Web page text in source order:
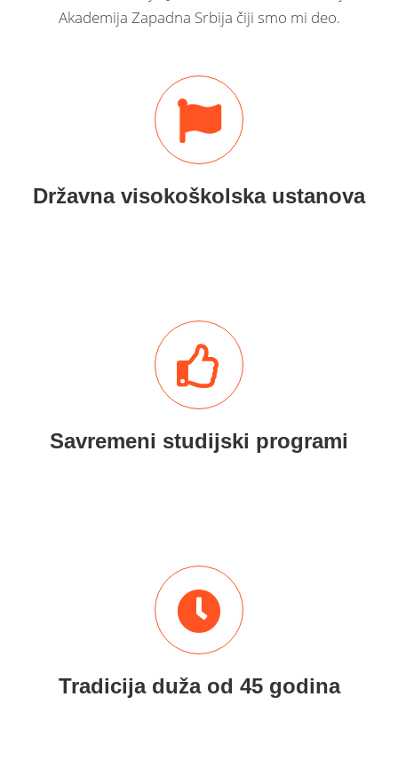
Akademija Zapadna Srbija čiji smo mi deo.
Državna visokoškolska ustanova
Savremeni studijski programi
Tradicija duža od 45 godina